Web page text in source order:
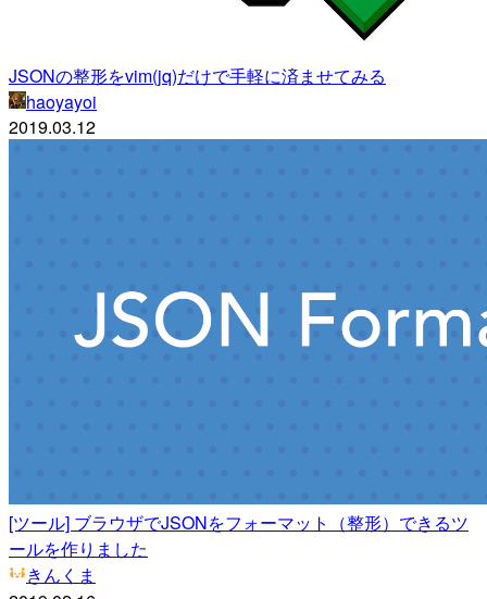
JSONの整形をvim(jq)だけで手軽に済ませてみる
haoyayoi
2019.03.12
[ツール] ブラウザでJSONをフォーマット（整形）できるツ
ールを作りました
きんくま